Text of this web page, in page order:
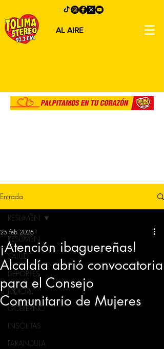
AL AIRE
Entrada
RESUMEN
SALUD
DEPORTES
JUDICIAL
GOBIERNO
INSÓLITAS
FARANDULA
RESUMEN
¡Atención ibaguereñas!
Alcaldía abrió convocatoria
para el Consejo
Comunitario de Mujeres
25 feb 2025